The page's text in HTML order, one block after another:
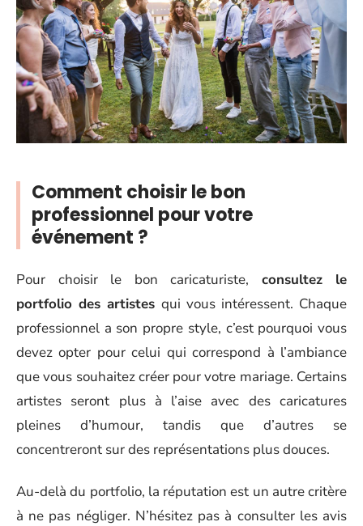
Comment choisir le bon
professionnel pour votre
événement ?
Pour choisir le bon caricaturiste, consultez le
portfolio des artistes qui vous intéressent. Chaque
professionnel a son propre style, c’est pourquoi vous
devez opter pour celui qui correspond à l’ambiance
que vous souhaitez créer pour votre mariage. Certains
artistes seront plus à l’aise avec des caricatures
pleines d’humour, tandis que d’autres se
concentreront sur des représentations plus douces.
Au-delà du portfolio, la réputation est un autre critère
à ne pas négliger. N’hésitez pas à consulter les avis